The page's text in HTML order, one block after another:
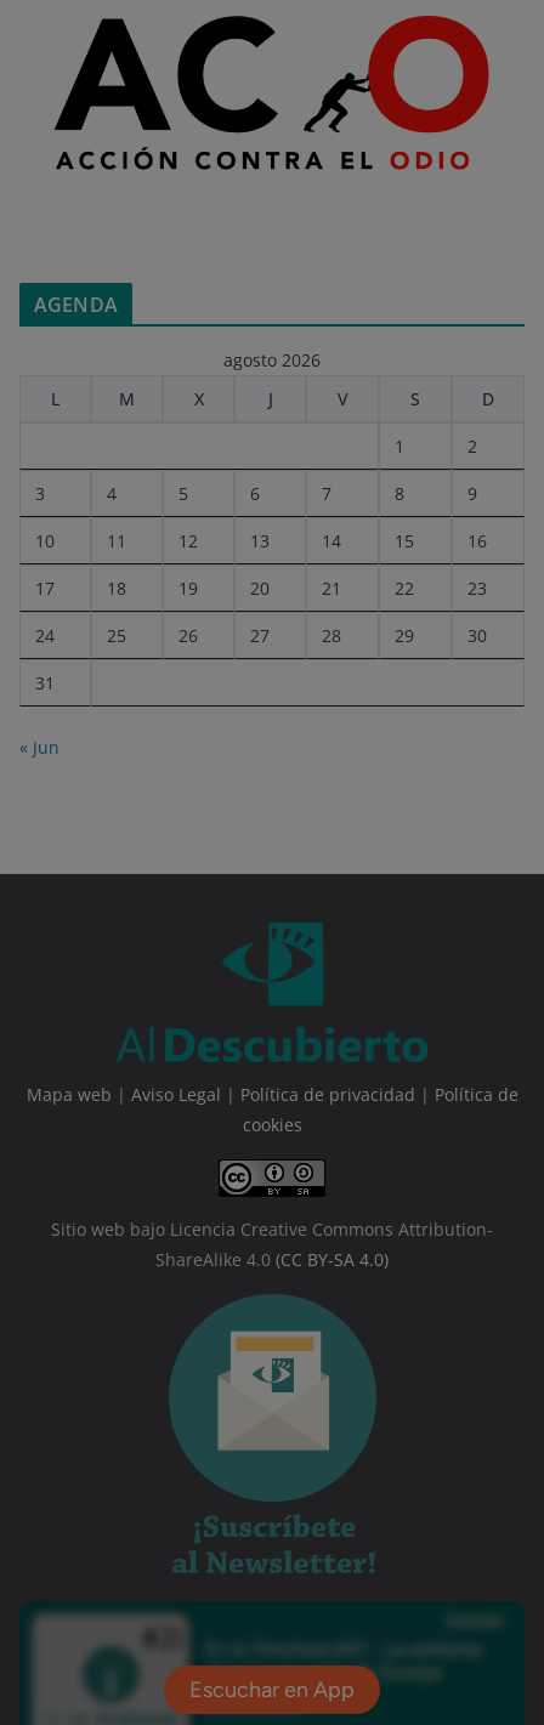
AGENDA
agosto 2026
L
M X J V S D
1 2
3 4 5 6 7 8 9
10 11 12 13 14 15 16
17 18 19 20 21 22 23
24 25 26 27 28 29 30
31
« Jun
Mapa web | Aviso Legal | Política de privacidad | Política de
cookies
Sitio web bajo Licencia Creative Commons Attribution-
ShareAlike 4.0 (CC BY-SA 4.0)